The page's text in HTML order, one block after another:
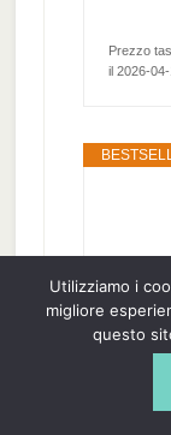
Prezzo
il 2026-
Utilizziamo i
migliore
questo